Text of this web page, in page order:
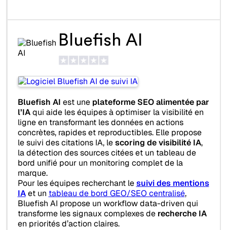
Bluefish AI
Bluefish AI est une plateforme SEO alimentée par
l’IAqui aide les équipes à optimiser la visibilité en
ligne en transformant les données en actions
concrètes, rapides et reproductibles. Elle propose
le suivi des citations IA, lescoring de visibilité IA,
la détection des sources citées et un tableau de
bord unifié pour un monitoring complet de la
marque.
Pour les équipes recherchant lesuivi des mentions
IAet un tableau de bord GEO/SEO centralisé,
Bluefish AI propose un workflow data-driven qui
transforme les signaux complexes de recherche IA
en priorités d’action claires.